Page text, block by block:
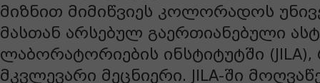
მიზნით მიმიწვიეს კოლორადოს
მასთან არსებულ გაერთიანებული
ლაბორატორიების ინსტიტუტში
მკვლევარი მეცნიერი. JILA-ში